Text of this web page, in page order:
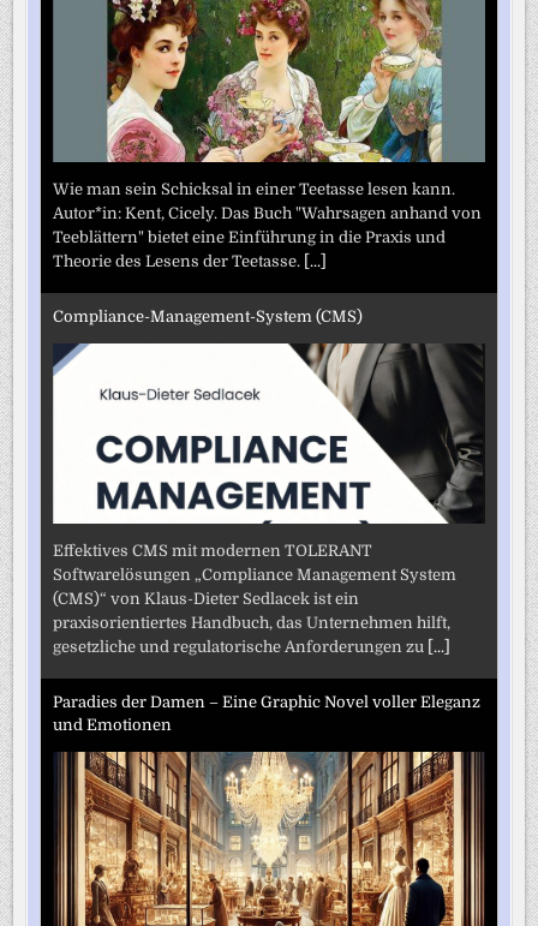
Wie man sein Schicksal in einer Teetasse lesen kann.
Autor*in: Kent, Cicely. Das Buch "Wahrsagen anhand von
Teeblättern" bietet eine Einführung in die Praxis und
Theorie des Lesens der Teetasse.
[...]
Compliance-Management-System (CMS)
Effektives CMS mit modernen TOLERANT
Softwarelösungen „Compliance Management System
(CMS)“ von Klaus-Dieter Sedlacek ist ein
praxisorientiertes Handbuch, das Unternehmen hilft,
gesetzliche und regulatorische Anforderungen zu
[...]
Paradies der Damen – Eine Graphic Novel voller Eleganz
und Emotionen